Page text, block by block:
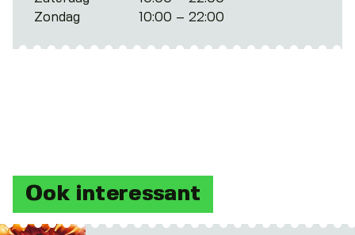
Zondag
10:00 – 22:00
Ook interessant